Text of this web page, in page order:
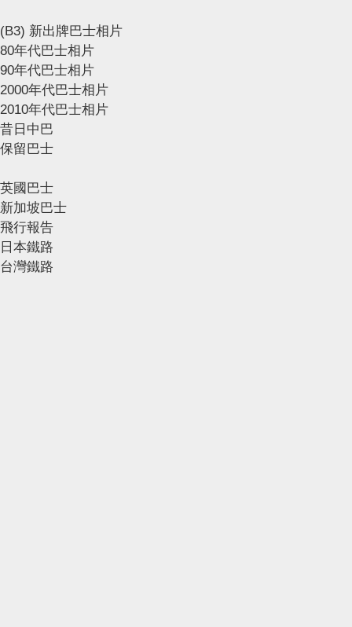
(B3) 新出牌巴士相片
80年代巴士相片
90年代巴士相片
2000年代巴士相片
2010年代巴士相片
昔日中巴
保留巴士
英國巴士
新加坡巴士
飛行報告
日本鐵路
台灣鐵路